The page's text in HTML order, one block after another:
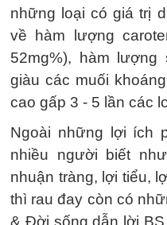
những loại có giá trị
về hàm lượng
52mg%), hàm lượng
giàu các muối
cao gấp 3 - 5 lần các
Ngoài những lợi ích
nhiều người biết
nhuận tràng, lợi tiểu,
thì rau đay còn có
& Đời sống dẫn lời